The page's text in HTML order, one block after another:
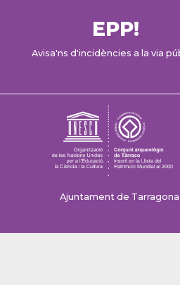
EPP!
Avisa'ns d'incidències a la via
Ajuntament de Tarragona